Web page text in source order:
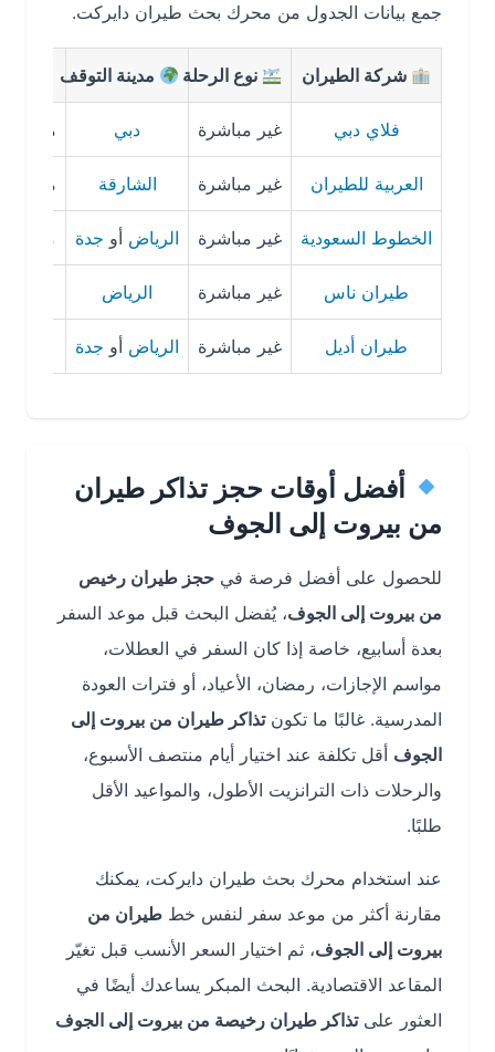
جمع بيانات الجدول من محرك بحث طيران دايركت.
شركة الطيران نوع الرحلة مدينة التوقف
فلاي دبي غير مباشرة
العربية للطيران غير مباشرة الشارقة من 7 إلى 20 ساعة تقريبًا
الخطوط السعودية غير مباشرة الرياضأوجدة من 8 إلى 18 ساعة تقريبًا
طيران ناس غير مباشرة الرياض
طيران أديل غير مباشرة الرياضأوجدة من 8 إلى 17 ساعة تقريبًا
أفضل أوقات حجز تذاكر طيران
من بيروت إلى الجوف
للحصول على أفضل فرصة فيحجز طيران رخيص
من بيروت إلى الجوف، يُفضل البحث قبل موعد السفر
بعدة أسابيع، خاصة إذا كان السفر في العطلات،
مواسم الإجازات، رمضان، الأعياد، أو فترات العودة
المدرسية. غالبًا ما تكون تذاكر طيران من بيروت إلى
الجوفأقل تكلفة عند اختيار أيام منتصف الأسبوع،
والرحلات ذات الترانزيت الأطول، والمواعيد الأقل
عند استخدام محرك بحث طيران دايركت، يمكنك
مقارنة أكثر من موعد سفر لنفس خط طيران من
بيروت إلى الجوف، ثم اختيار السعر الأنسب قبل تغيّر
المقاعد الاقتصادية. البحث المبكر يساعدك أيضًا في
العثور على تذاكر طيران رخيصة من بيروت إلى الجوف